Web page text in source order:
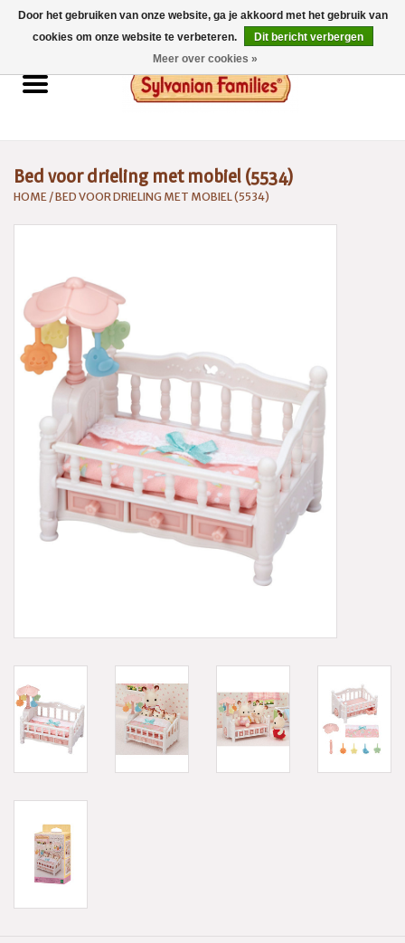
0 Artikelen - €0,00
Home
Catalogus 2026
Bed voor drieling met mobiel (5534)
HOME /BED VOOR DRIELING MET MOBIEL (5534)
Door het gebruiken van onze website, ga je akkoord met het gebruik van
cookies om onze website te verbeteren.
Dit bericht verbergen
Meer over cookies »